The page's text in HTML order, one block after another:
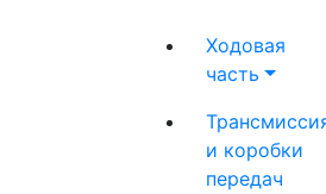
Ходовая
часть
и коробки
передач